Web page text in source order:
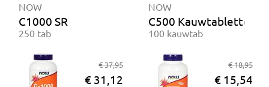
NOW
C1000 SR
250 tab
€ 37,95
€ 31,12
NOW
C500 Kauwtabletten
100 kauwtab
€ 18,95
€ 15,54